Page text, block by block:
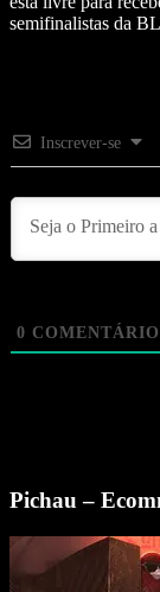
semifinalistas da
Inscrever-se
0
Pichau –